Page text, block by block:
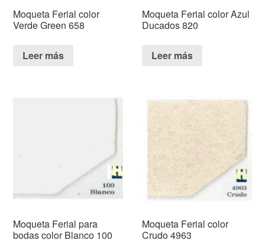
Moqueta Ferial color
Verde Green 658
Leer más
Moqueta Ferial color Azul
Ducados 820
Leer más
Moqueta Ferial para
bodas color Blanco 100
Moqueta Ferial color
Crudo 4963